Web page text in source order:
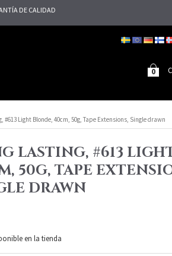
DE CALIDAD
0
#613 Light Blonde, 40cm, 50g, Tape Extensions, Single drawn
LASTING, #613
50G, TAPE
DRAWN
en la tienda